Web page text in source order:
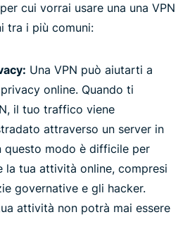
cui vorrai usare una una VPN
tra i più comuni:
Una VPN può aiutarti a
online. Quando ti
il tuo traffico viene
attraverso un server in
questo modo è difficile per
la tua attività online, compresi
governative e gli hacker.
attività non potrà mai essere